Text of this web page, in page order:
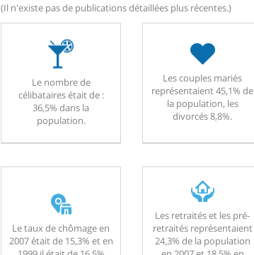
(Il n'existe pas de publications détaillées plus récentes.)
Le nombre de
célibataires était de :
36,5% dans la
population.
Les couples mariés
représentaient 45,1% de
la population, les
divorcés 8,8%.
Le taux de chômage en
2007 était de 15,3% et en
Les retraités et les pré-
retraités représentaient
24,3% de la population